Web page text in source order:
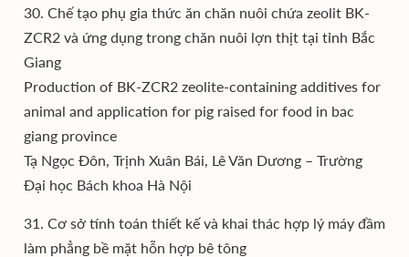
30. Chế tạo phụ gia thức ăn chăn nuôi chứa zeolit BK-
ZCR2 và ứng dụng trong chăn nuôi lợn thịt tại tỉnh Bắc
Giang
Production of BK-ZCR2 zeolite-containing additives for
animal and application for pig raised for food in bac
giang province
Tạ Ngọc Đôn, Trịnh Xuân Bái, Lê Văn Dương – Trường
Đại học Bách khoa Hà Nội
31. Cơ sở tính toán thiết kế và khai thác hợp lý máy đầm
làm phẳng bề mặt hỗn hợp bê tông